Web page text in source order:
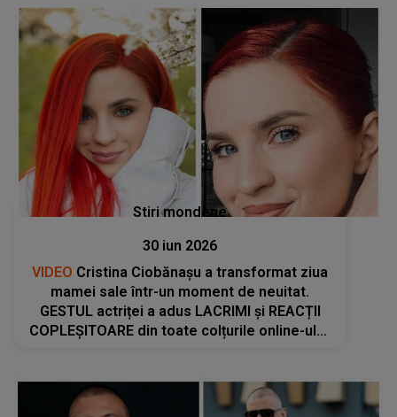
ne vom revedea”
Stiri mondene
30 iun 2026
VIDEO Cristina Ciobănașu a transformat ziua
mamei sale într-un moment de neuitat.
GESTUL actriței a adus LACRIMI și REACȚII
COPLEȘITOARE din toate colțurile online-ului: